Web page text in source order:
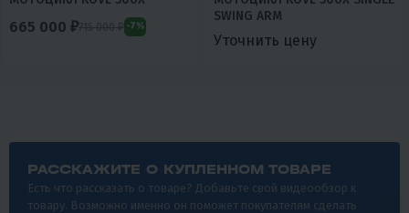
665 000 ₽715 000 ₽ -7%
SWING ARM
Уточнить цену
РАССКАЖИТЕ О КУПЛЕННОМ ТОВАРЕ
Есть что рассказать о товаре? Добавьте свой видеообзор к
товару. Возможно именно он поможет покупателям сделать